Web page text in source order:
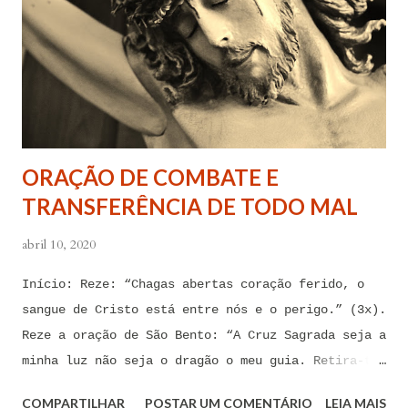
Jesus, eu suplico que o Senhor ordene a todas as
forças espirituais malignas que me amarram e
atormentam por meio desses sentimentos para que se
afastem de mim juntamente com todas as suas
tentações. Senhor Jesus, a partir de agora eu não
de impotência, de apego, de escravidão
sentimental, de devassidão, de adultério, de
ORAÇÃO DE COMBATE E
TRANSFERÊNCIA DE TODO MAL
abril 10, 2020
Início: Reze: “Chagas abertas coração ferido, o
sangue de Cristo está entre nós e o perigo.” (3x).
Reze a oração de São Bento: “A Cruz Sagrada seja a
minha luz não seja o dragão o meu guia. Retira-te
COMPARTILHAR POSTAR UM COMENTÁRIO LEIA MAIS